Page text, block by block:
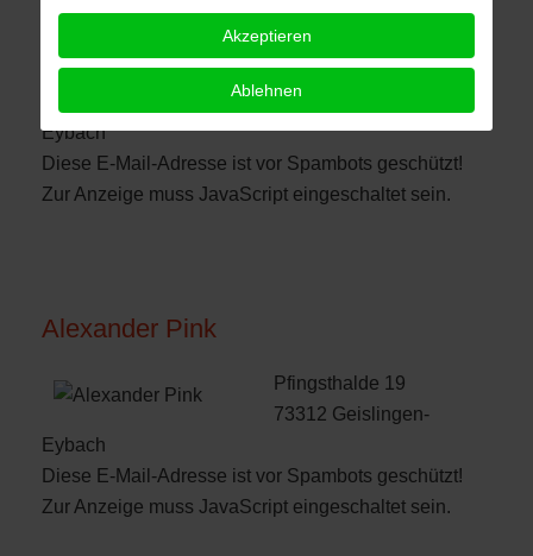
Benedikt Pöss
Rösgasse 54
73312 Geislingen-
Eybach
Diese E-Mail-Adresse ist vor Spambots geschützt!
Zur Anzeige muss JavaScript eingeschaltet sein.
Alexander Pink
Pfingsthalde 19
73312 Geislingen-
Eybach
Diese E-Mail-Adresse ist vor Spambots geschützt!
Zur Anzeige muss JavaScript eingeschaltet sein.
Akzeptieren
Ablehnen